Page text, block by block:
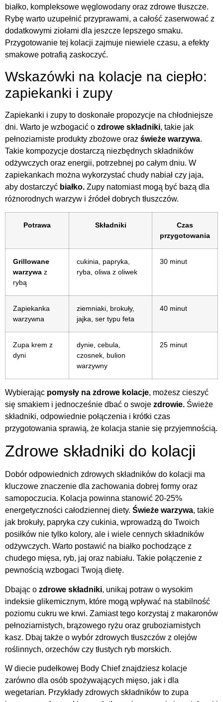
białko, kompleksowe węglowodany oraz zdrowe tłuszcze.
Rybę warto uzupełnić przyprawami, a całość zaserwować z
dodatkowymi ziołami dla jeszcze lepszego smaku.
Przygotowanie tej kolacji zajmuje niewiele czasu, a efekty
smakowe potrafią zaskoczyć.
Wskazówki na kolacje na ciepło:
zapiekanki i zupy
Zapiekanki i zupy to doskonałe propozycje na chłodniejsze
dni. Warto je wzbogacić o zdrowe składniki, takie jak
pełnoziarniste produkty zbożowe oraz świeże warzywa.
Takie kompozycje dostarczą niezbędnych składników
odżywczych oraz energii, potrzebnej po całym dniu. W
zapiekankach można wykorzystać chudy nabiał czy jaja,
aby dostarczyć białko. Zupy natomiast mogą być bazą dla
różnorodnych warzyw i źródeł dobrych tłuszczów.
Potrawa Składniki
Czas
przygotowania
Grillowane
warzywa z
rybą
cukinia, papryka,
ryba, oliwa z oliwek
30 minut
Zapiekanka
warzywna
ziemniaki, brokuły,
jajka, ser typu feta
40 minut
Zupa krem z
dyni
dynie, cebula,
czosnek, bulion
warzywny
25 minut
Wybierając pomysły na zdrowe kolacje, możesz cieszyć
się smakiem i jednocześnie dbać o swoje zdrowie. Świeże
składniki, odpowiednie połączenia i krótki czas
przygotowania sprawią, że kolacja stanie się przyjemnością.
Zdrowe składniki do kolacji
Dobór odpowiednich zdrowych składników do kolacji ma
kluczowe znaczenie dla zachowania dobrej formy oraz
samopoczucia. Kolacja powinna stanowić 20-25%
energetyczności całodziennej diety. Świeże warzywa, takie
jak brokuły, papryka czy cukinia, wprowadzą do Twoich
posiłków nie tylko kolory, ale i wiele cennych składników
odżywczych. Warto postawić na białko pochodzące z
chudego mięsa, ryb, jaj oraz nabiału. Takie połączenie z
pewnością wzbogaci Twoją dietę.
Dbając o zdrowe składniki, unikaj potraw o wysokim
indeksie glikemicznym, które mogą wpływać na stabilność
poziomu cukru we krwi. Zamiast tego korzystaj z makaronów
pełnoziarnistych, brązowego ryżu oraz gruboziarnistych
kasz. Dbaj także o wybór zdrowych tłuszczów z olejów
roślinnych, orzechów czy tłustych ryb morskich.
W diecie pudełkowej Body Chief znajdziesz kolacje
zarówno dla osób spożywających mięso, jak i dla
wegetarian. Przykłady zdrowych składników to zupa